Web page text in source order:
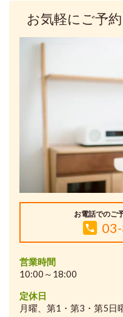
お気軽にご予
お電話でのご
営業時間
10:00～18:00
定休日
月曜、第1・第3・第5日